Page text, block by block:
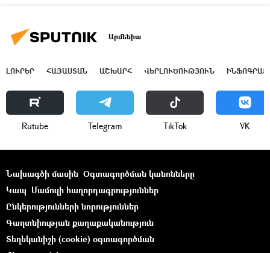
Արմենիա
ԼՈՒՐԵՐ ՀԱՅԱՍՏԱՆ ԱՇԽԱՐՀ ՎԵՐԼՈՒԾՈՒԹՅՈՒՆ
Rutube Telegram ТikТоk VK
Նախագծի մասին Օգտագործման կանոնները
Կապ Մամուլի հաղորդագրություններ
Ընկերությունների նորություններ
Գաղտնիության քաղաքականություն
Տեղեկանիշի (cookie) օգտագործման